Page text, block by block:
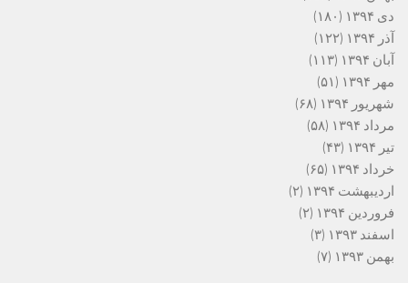
دی ۱۳۹۴
(۱۸۰)
آذر ۱۳۹۴
(۱۲۲)
آبان ۱۳۹۴
(۱۱۳)
مهر ۱۳۹۴
(۵۱)
شهریور ۱۳۹۴
(۶۸)
مرداد ۱۳۹۴
(۵۸)
تیر ۱۳۹۴
(۴۳)
خرداد ۱۳۹۴
(۶۵)
اردیبهشت ۱۳۹۴
(۲)
فروردین ۱۳۹۴
(۲)
اسفند ۱۳۹۳
(۳)
بهمن ۱۳۹۳
(۷)